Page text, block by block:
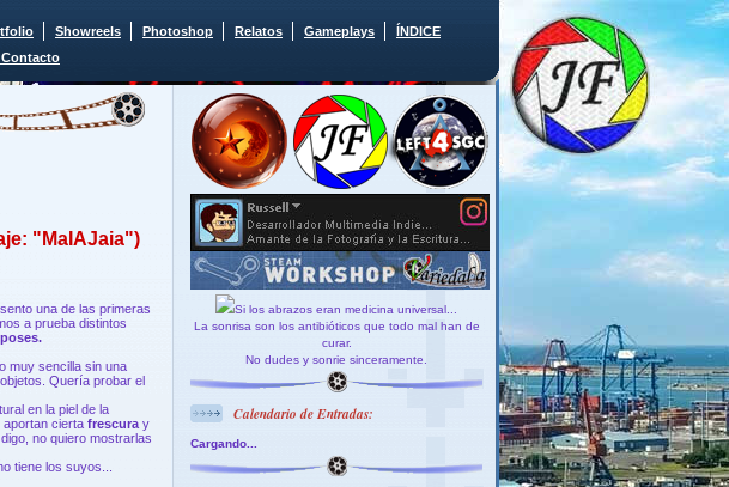
Showreels Photoshop Relatos Gameplays
ÍNDICE
Contacto
"MaIAJaia")
una de las primeras
a prueba distintos
poses.
muy sencilla sin una
Quería probar el
en la piel de la
aportan cierta frescuray
no quiero mostrarlas
tiene los suyos...
Si los abrazos eran medicina universal...
La sonrisa son los antibióticos que todo mal han de
curar.
No dudes y sonrie sinceramente.
Calendario de Entradas:
Cargando...